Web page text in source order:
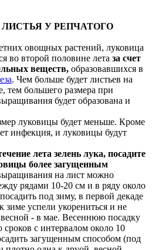
У РЕПЧАТОГО
овощных растений, луковица
во второй половине лета за счет
веществ, образовавшихся в
. Чем больше будет листьев на
тем большего размера при
будет образована и
луковицы будет меньше. Кроме
инфекция, и луковицы будут
лета зелень лука, посадите
более загущенным
на лист можно
рядами 10-20 см и в ряду около
под зиму, в первой декаде
зиме успели укорениться и не
весной - в мае. Весеннюю посадку
сроков с интервалом около 10
загущенным способом (под